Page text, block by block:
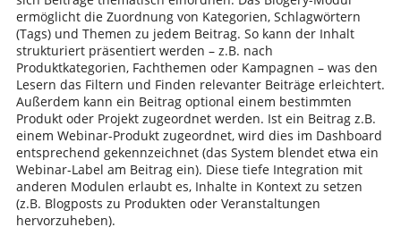
ermöglicht die Zuordnung von Kategorien, Schlagwörtern
(Tags) und Themen zu jedem Beitrag. So kann der Inhalt
strukturiert präsentiert werden – z.B. nach
Produktkategorien, Fachthemen oder Kampagnen – was den
Lesern das Filtern und Finden relevanter Beiträge erleichtert.
Außerdem kann ein Beitrag optional einem bestimmten
Produkt oder Projekt zugeordnet werden. Ist ein Beitrag z.B.
einem Webinar-Produkt zugeordnet, wird dies im Dashboard
entsprechend gekennzeichnet (das System blendet etwa ein
Webinar-Label am Beitrag ein). Diese tiefe Integration mit
anderen Modulen erlaubt es, Inhalte in Kontext zu setzen
(z.B. Blogposts zu Produkten oder Veranstaltungen
hervorzuheben).